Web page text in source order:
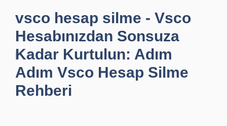
vsco hesap silme - Vsco
Hesabınızdan Sonsuza
Kadar Kurtulun: Adım
Adım Vsco Hesap Silme
Rehberi